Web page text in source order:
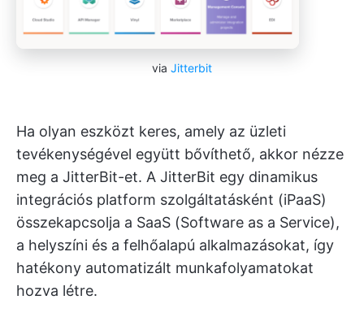
via Jitterbit
Ha olyan eszközt keres, amely az üzleti
tevékenységével együtt bővíthető, akkor nézze
meg a JitterBit-et. A JitterBit egy dinamikus
integrációs platform szolgáltatásként (iPaaS)
összekapcsolja a SaaS (Software as a Service),
a helyszíni és a felhőalapú alkalmazásokat, így
hatékony automatizált munkafolyamatokat
hozva létre.